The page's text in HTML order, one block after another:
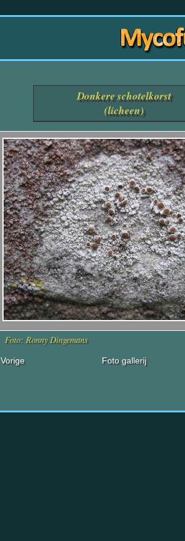
Donkere schotelkorst
(licheen)
Foto: Ronny Dingemans
Vorige Foto gallerij